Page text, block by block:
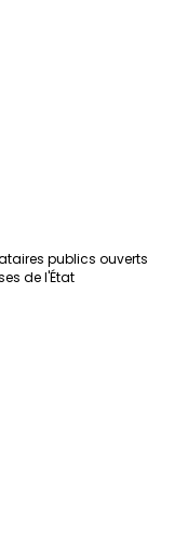
publics ouverts
de l'État